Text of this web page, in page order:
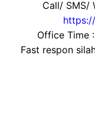
Call/ SMS/
Office Time
Fast respon